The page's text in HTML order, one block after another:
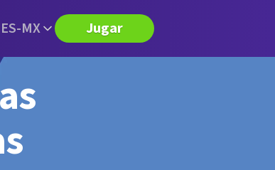
ES-MX Jugar